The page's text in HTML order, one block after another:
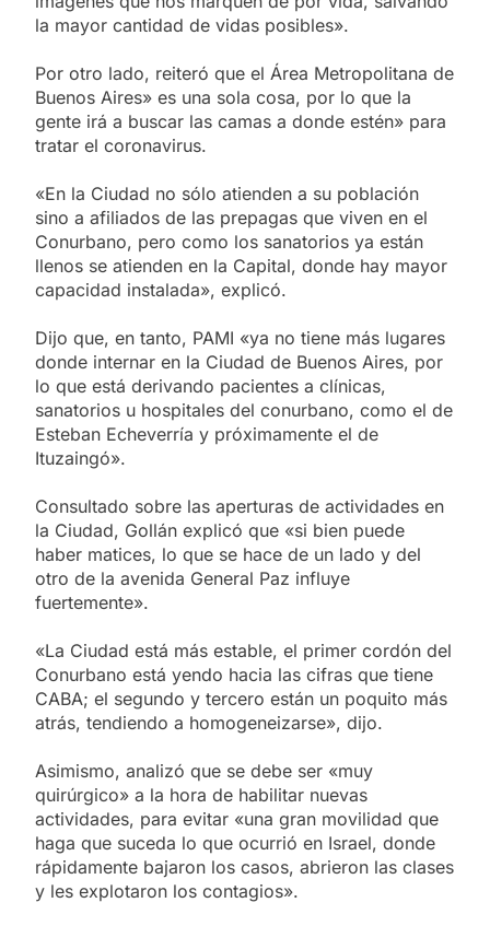
la mayor cantidad de vidas posibles».
Por otro lado, reiteró que el Área Metropolitana de
Buenos Aires» es una sola cosa, por lo que la
gente irá a buscar las camas a donde estén» para
tratar el coronavirus.
«En la Ciudad no sólo atienden a su población
sino a afiliados de las prepagas que viven en el
Conurbano, pero como los sanatorios ya están
llenos se atienden en la Capital, donde hay mayor
capacidad instalada», explicó.
Dijo que, en tanto, PAMI «ya no tiene más lugares
donde internar en la Ciudad de Buenos Aires, por
lo que está derivando pacientes a clínicas,
sanatorios u hospitales del conurbano, como el de
Esteban Echeverría y próximamente el de
Ituzaingó».
Consultado sobre las aperturas de actividades en
la Ciudad, Gollán explicó que «si bien puede
haber matices, lo que se hace de un lado y del
otro de la avenida General Paz influye
fuertemente».
«La Ciudad está más estable, el primer cordón del
Conurbano está yendo hacia las cifras que tiene
CABA; el segundo y tercero están un poquito más
atrás, tendiendo a homogeneizarse», dijo.
Asimismo, analizó que se debe ser «muy
quirúrgico» a la hora de habilitar nuevas
actividades, para evitar «una gran movilidad que
haga que suceda lo que ocurrió en Israel, donde
rápidamente bajaron los casos, abrieron las clases
y les explotaron los contagios».